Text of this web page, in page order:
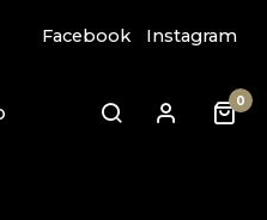
Facebook Instagram
0